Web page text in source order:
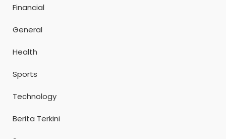
Financial
General
Health
Sports
Technology
Berita Terkini